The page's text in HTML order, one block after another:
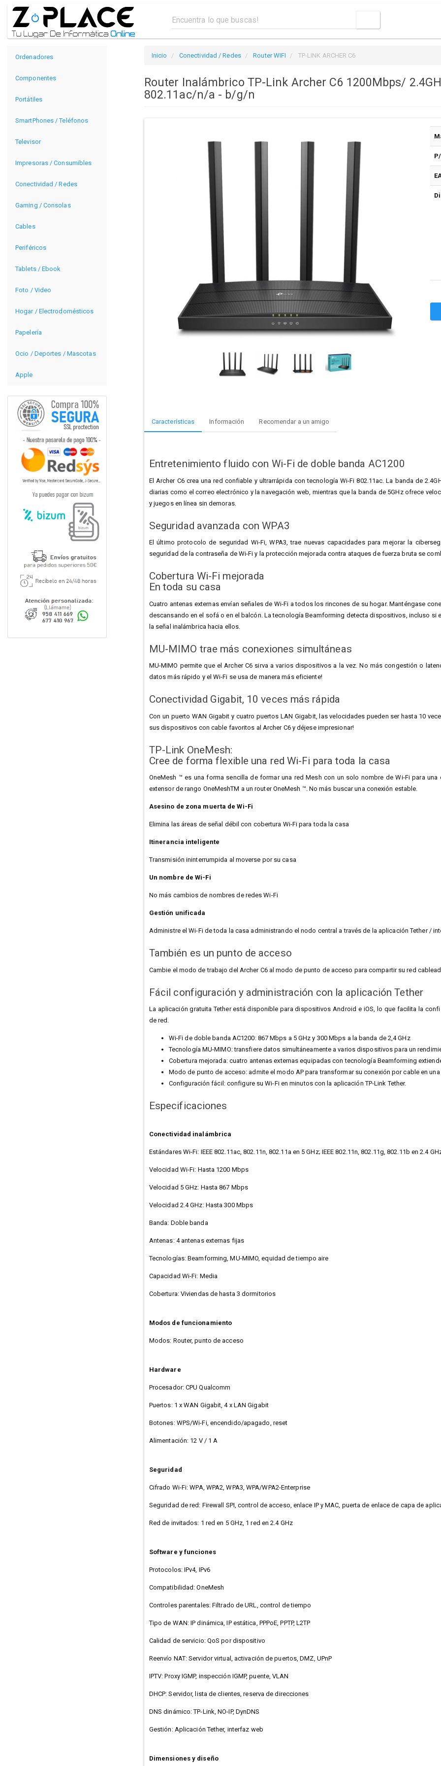
Ordenadores
Componentes
Portátiles
SmartPhones / Teléfonos
Televisor
Impresoras / Consumibles
Conectividad / Redes
Gaming / Consolas
Cables
Periféricos
Tablets / Ebook
Foto / Video
Hogar / Electrodomésticos
Papelería
Ocio / Deportes / Mascotas
Apple
Inicio Conectividad / Redes Router WIFI TP-LINK ARCHER C6
Router Inalámbrico TP-Link Archer C6 1200Mbps/
802.11ac/n/a - b/g/n
Características Información Recomendar a un amigo
Entretenimiento fluido con Wi-Fi de doble banda AC1200
El Archer C6 crea una red confiable y ultrarrápida con tecnología Wi-Fi 802.11ac. La banda de
diarias como el correo electrónico y la navegación web, mientras que la banda de 5GHz ofrece
y juegos en línea sin demoras.
Seguridad avanzada con WPA3
El último protocolo de seguridad Wi-Fi, WPA3, trae nuevas capacidades para mejorar la
seguridad de la contraseña de Wi-Fi y la protección mejorada contra ataques de fuerza bruta se
Cobertura Wi-Fi mejorada
En toda su casa
Cuatro antenas externas envían señales de Wi-Fi a todos los rincones de su hogar. Manténgase
descansando en el sofá o en el balcón. La tecnología Beamforming detecta dispositivos, incluso si
la señal inalámbrica hacia ellos.
MU-MIMO trae más conexiones simultáneas
MU-MIMO permite que el Archer C6 sirva a varios dispositivos a la vez. No más congestión o
datos más rápido y el Wi-Fi se usa de manera más eficiente!
Conectividad Gigabit, 10 veces más rápida
Con un puerto WAN Gigabit y cuatro puertos LAN Gigabit, las velocidades pueden ser hasta 10
sus dispositivos con cable favoritos al Archer C6 y déjese impresionar!
TP-Link OneMesh:
Cree de forma flexible una red Wi-Fi para toda la casa
OneMesh ™ es una forma sencilla de formar una red Mesh con un solo nombre de Wi-Fi para
extensor de rango OneMeshTM a un router OneMesh ™. No más buscar una conexión estable.
Asesino de zona muerta de Wi-Fi
Elimina las áreas de señal débil con cobertura Wi-Fi para toda la casa
Itinerancia inteligente
Transmisión ininterrumpida al moverse por su casa
Un nombre de Wi-Fi
No más cambios de nombres de redes Wi-Fi
Gestión unificada
Administre el Wi-Fi de toda la casa administrando el nodo central a través de la aplicación Tether /
También es un punto de acceso
Cambie el modo de trabajo del Archer C6 al modo de punto de acceso para compartir su red
Fácil configuración y administración con la aplicación Tether
La aplicación gratuita Tether está disponible para dispositivos Android e iOS, lo que facilita la
de red.
Wi-Fi de doble banda AC1200: 867 Mbps a 5 GHz y 300 Mbps a la banda de 2,4 GHz
Tecnología MU-MIMO: transfiere datos simultáneamente a varios dispositivos para un
Cobertura mejorada: cuatro antenas externas equipadas con tecnología Beamforming
Modo de punto de acceso: admite el modo AP para transformar su conexión por cable en
Configuración fácil: configure su Wi-Fi en minutos con la aplicación TP-Link Tether.
Especificaciones
Conectividad inalámbrica
Estándares Wi-Fi: IEEE 802.11ac, 802.11n, 802.11a en 5 GHz; IEEE 802.11n, 802.11g, 802.11b en 2.4
Velocidad Wi-Fi: Hasta 1200 Mbps
Velocidad 5 GHz: Hasta 867 Mbps
Velocidad 2.4 GHz: Hasta 300 Mbps
Banda: Doble banda
Antenas: 4 antenas externas fijas
Tecnologías: Beamforming, MU-MIMO, equidad de tiempo aire
Capacidad Wi-Fi: Media
Cobertura: Viviendas de hasta 3 dormitorios
Modos de funcionamiento
Modos: Router, punto de acceso
Hardware
Procesador: CPU Qualcomm
Puertos: 1 x WAN Gigabit, 4 x LAN Gigabit
Botones: WPS/Wi-Fi, encendido/apagado, reset
Alimentación: 12 V / 1 A
Seguridad
Cifrado Wi-Fi: WPA, WPA2, WPA3, WPA/WPA2-Enterprise
Seguridad de red: Firewall SPI, control de acceso, enlace IP y MAC, puerta de enlace de capa de
Red de invitados: 1 red en 5 GHz, 1 red en 2.4 GHz
Software y funciones
Protocolos: IPv4, IPv6
Compatibilidad: OneMesh
Controles parentales: Filtrado de URL, control de tiempo
Tipo de WAN: IP dinámica, IP estática, PPPoE, PPTP, L2TP
Calidad de servicio: QoS por dispositivo
Reenvío NAT: Servidor virtual, activación de puertos, DMZ, UPnP
IPTV: Proxy IGMP, inspección IGMP, puente, VLAN
DHCP: Servidor, lista de clientes, reserva de direcciones
DNS dinámico: TP-Link, NO-IP, DynDNS
Gestión: Aplicación Tether, interfaz web
Dimensiones y diseño